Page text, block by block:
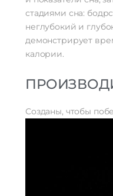
стадиями сна:
неглубокий и
демонстрирует
калории.
Созданы, чтобы